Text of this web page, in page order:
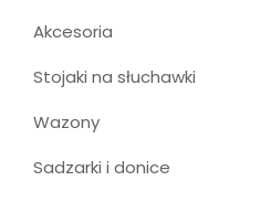
Akcesoria
Stojaki na słuchawki
Wazony
Sadzarki i donice